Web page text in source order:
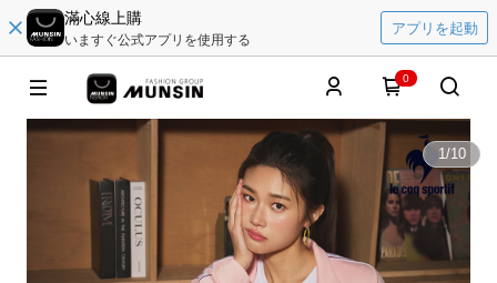
滿心線上購
いますぐ公式アプリを使用する
アプリを起動
0
1/10